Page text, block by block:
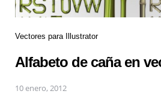
Vectores para Illustrator
Alfabeto de caña en
10 enero, 2012